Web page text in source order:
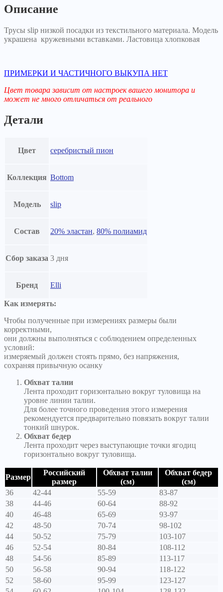
Описание
Трусы slip низкой посадки из текстильного материала. Модель
украшена кружевными вставками. Ластовица хлопковая
ПРИМЕРКИ И ЧАСТИЧНОГО ВЫКУПА НЕТ
Цвет товара зависит от настроек вашего монитора и
может не много отличаться от реального
Детали
Цвет серебристый пион
Коллекция Bottom
Модель slip
Состав 20% эластан, 80% полиамид
Сбор заказа 3 дня
Бренд Elli
Как измерять:
Чтобы полученные при измерениях размеры были
корректными,
они должны выполняться с соблюдением определенных
условий:
измеряемый должен стоять прямо, без напряжения,
сохраняя привычную осанку
Обхват талии
Лента проходит горизонтально вокруг туловища на
уровне линии талии.
Для более точного проведения этого измерения
рекомендуется предварительно повязать вокруг талии
тонкий шнурок.
Обхват бедер
Лента проходит через выступающие точки ягодиц
горизонтально вокруг туловища.
Размер
Российский
размер
Обхват талии
(см)
Обхват бедер
(см)
36
42-44 55-59
83-87
38
44-46 60-64
88-92
40
46-48 65-69
93-97
42
48-50 70-74
98-102
44
50-52 75-79
103-107
46
52-54 80-84
108-112
48
54-56 85-89
113-117
50
56-58 90-94
118-122
52
58-60 95-99
123-127